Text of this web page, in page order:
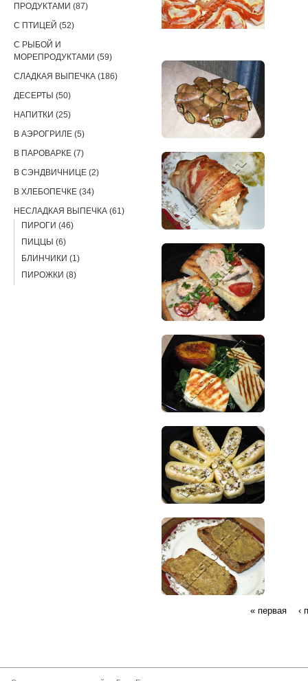
« первая ‹
ПРОДУКТАМИ (87)
С ПТИЦЕЙ (52)
С РЫБОЙ И
МОРЕПРОДУКТАМИ (59)
СЛАДКАЯ ВЫПЕЧКА (186)
ДЕСЕРТЫ (50)
НАПИТКИ (25)
В АЭРОГРИЛЕ (5)
В ПАРОВАРКЕ (7)
В СЭНДВИЧНИЦЕ (2)
В ХЛЕБОПЕЧКЕ (34)
НЕСЛАДКАЯ ВЫПЕЧКА (61)
ПИРОГИ (46)
ПИЦЦЫ (6)
БЛИНЧИКИ (1)
ПИРОЖКИ (8)